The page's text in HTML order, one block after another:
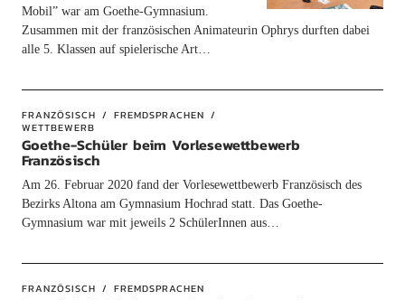
Mobil” war am Goethe-Gymnasium.
Zusammen mit der französischen Animateurin Ophrys durften dabei
alle 5. Klassen auf spielerische Art…
FRANZÖSISCH
FREMDSPRACHEN
WETTBEWERB
Goethe-Schüler beim Vorlesewettbewerb
Französisch
Am 26. Februar 2020 fand der Vorlesewettbewerb Französisch des
Bezirks Altona am Gymnasium Hochrad statt. Das Goethe-
Gymnasium war mit jeweils 2 SchülerInnen aus…
FRANZÖSISCH FREMDSPRACHEN